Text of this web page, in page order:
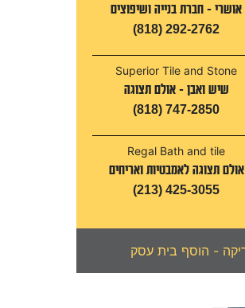
אושרי - חברת בנייה ושיפוצים
(818) 292-2762
Superior Tile and Stone
שיש ואבן - אולם תצוגה
(818) 747-2850
Regal Bath and tile
אולם תצוגה לאמבטיות ואריחים
(213) 425-3055